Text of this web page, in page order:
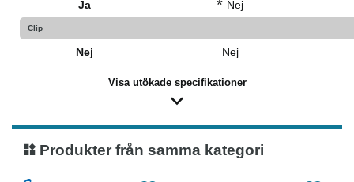
Ja * Nej
Clip
Nej Nej
Visa utökade specifikationer
Produkter från samma kategori